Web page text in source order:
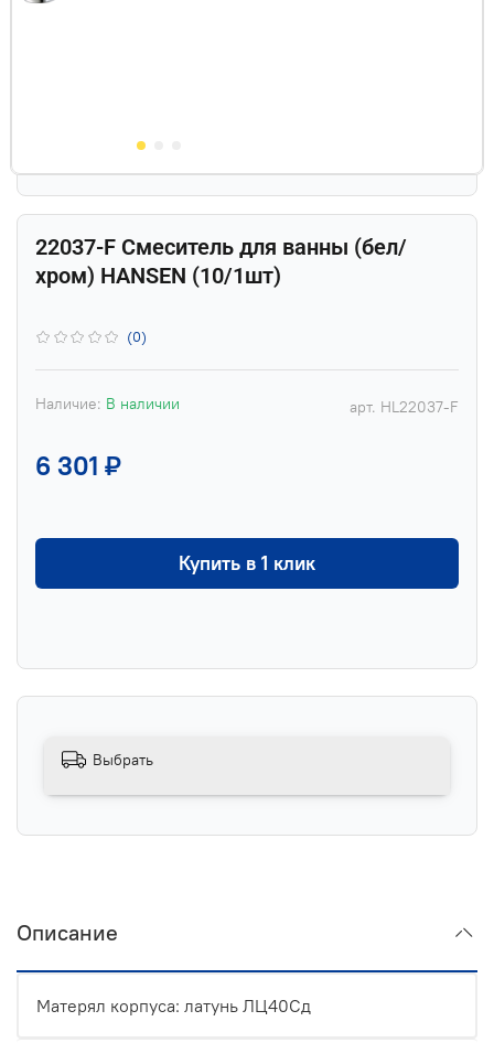
(0)
арт. HL22037-F
Наличие: В наличии
22037-F Смеситель для ванны (бел/
хром) HANSEN (10/1шт)
6 301 ₽
Купить в 1 клик
Выбрать
Описание
Матерял корпуса: латунь ЛЦ40Сд